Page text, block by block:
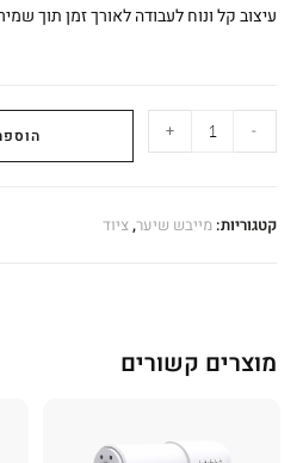
עיצוב קל ונוח לעבודה לאורך זמן תוך
-
+
קטגוריות:מייבש שיער,ציוד
מוצרים קשורים